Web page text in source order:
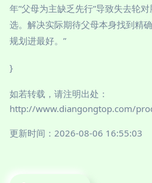
年”父母为主缺乏先行”导致失去轮
选。解决实际期待父母本身找到精
规划进最好。”
}
如若转载，请注明出处：
http://www.diangongtop.com/
更新时间：2026-08-06 16:55:03